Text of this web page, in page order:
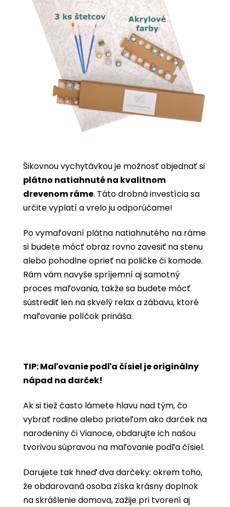
Šikovnou vychytávkou je možnosť objednať si
plátno natiahnuté na kvalitnom
drevenom ráme. Táto drobná investícia sa
určite vyplatí a vrelo ju odporúčame!
Po vymaľovaní plátna natiahnutého na ráme
si budete môcť obraz rovno zavesiť na stenu
alebo pohodlne oprieť na poličke či komode.
Rám vám navyše spríjemní aj samotný
proces maľovania, takže sa budete môcť
sústrediť len na skvelý relax a zábavu, ktoré
maľovanie políčok prináša.
TIP: Maľovanie podľa čísiel je originálny
nápad na darček!
Ak si tiež často lámete hlavu nad tým, čo
vybrať rodine alebo priateľom ako darček na
narodeniny či Vianoce, obdarujte ich našou
tvorivou súpravou na maľovanie podľa čísiel.
Darujete tak hneď dva darčeky: okrem toho,
že obdarovaná osoba získa krásny doplnok
na skrášlenie domova, zažije pri tvorení aj